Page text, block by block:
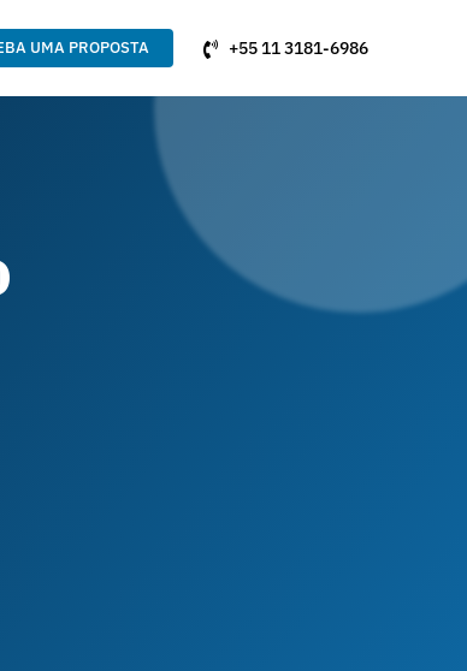
UMA PROPOSTA +55 11 3181-6986